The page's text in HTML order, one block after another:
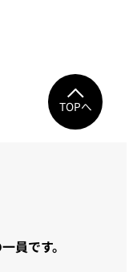
TOPへ
員です。